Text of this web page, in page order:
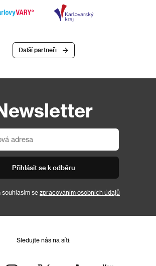
Další partneři
Přihlásit se k odběru
souhlasím se zpracováním osobních údajů
Sledujte nás na síti: